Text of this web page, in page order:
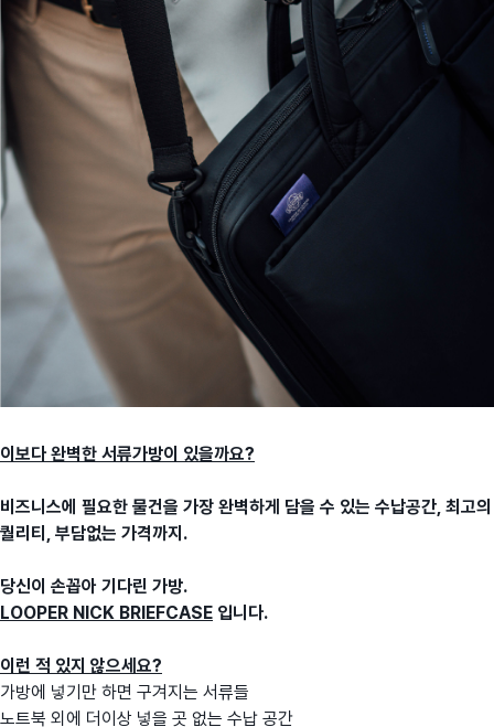
이보다 완벽한 서류가방이 있을까요?
비즈니스에 필요한 물건을 가장 완벽하게 담을 수 있는 수납공간, 최고의
퀄리티, 부담없는 가격까지.
당신이 손꼽아 기다린 가방.
LOOPER NICK BRIEFCASE 입니다.
이런 적 있지 않으세요?
가방에 넣기만 하면 구겨지는 서류들
노트북 외에 더이상 넣을 곳 없는 수납 공간